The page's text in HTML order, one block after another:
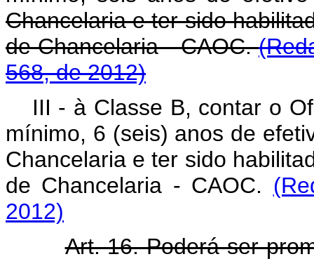
Chancelaria e ter sido
de Chancelaria - CAOC.
568, de 2012)
III - à Classe B, contar o
mínimo, 6 (seis) anos de
Chancelaria e ter sido
de Chancelaria - CAOC.
2012)
Art. 16. Poderá ser